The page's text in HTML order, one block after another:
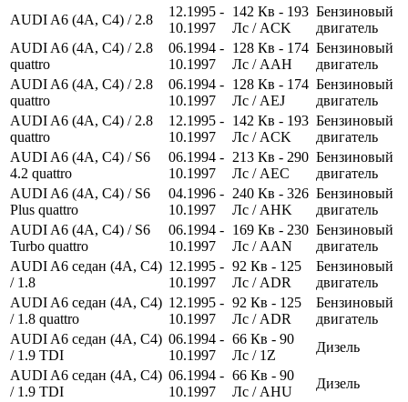
AUDI A6 (4A, C4) / 2.8
12.1995 -
10.1997
142 Кв - 193
Лс / ACK
Бензиновый
двигатель
AUDI A6 (4A, C4) / 2.8
quattro
06.1994 -
10.1997
128 Кв - 174
Лс / AAH
Бензиновый
двигатель
AUDI A6 (4A, C4) / 2.8
quattro
06.1994 -
10.1997
128 Кв - 174
Лс / AEJ
Бензиновый
двигатель
AUDI A6 (4A, C4) / 2.8
quattro
12.1995 -
10.1997
142 Кв - 193
Лс / ACK
Бензиновый
двигатель
AUDI A6 (4A, C4) / S6
4.2 quattro
06.1994 -
10.1997
213 Кв - 290
Лс / AEC
Бензиновый
двигатель
AUDI A6 (4A, C4) / S6
Plus quattro
04.1996 -
10.1997
240 Кв - 326
Лс / AHK
Бензиновый
двигатель
AUDI A6 (4A, C4) / S6
Turbo quattro
06.1994 -
10.1997
169 Кв - 230
Лс / AAN
Бензиновый
двигатель
AUDI A6 седан (4A, C4)
/ 1.8
12.1995 -
10.1997
92 Кв - 125
Лс / ADR
Бензиновый
двигатель
AUDI A6 седан (4A, C4)
/ 1.8 quattro
12.1995 -
10.1997
92 Кв - 125
Лс / ADR
Бензиновый
двигатель
AUDI A6 седан (4A, C4)
/ 1.9 TDI
06.1994 -
10.1997
66 Кв - 90
Лс / 1Z
Дизель
AUDI A6 седан (4A, C4)
/ 1.9 TDI
06.1994 -
10.1997
66 Кв - 90
Лс / AHU
Дизель